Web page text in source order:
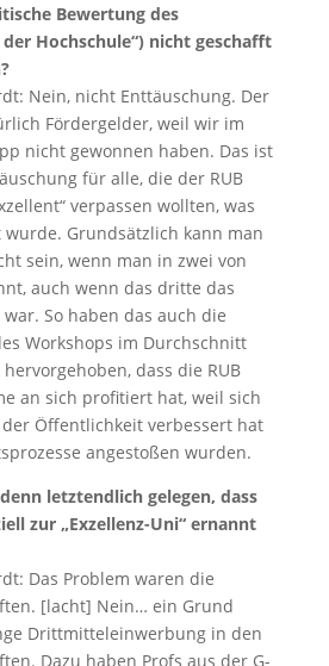
Bewertung des
Hochschule“) nicht geschafft
Nein, nicht Enttäuschung. Der
Fördergelder, weil wir im
nicht gewonnen haben. Das ist
für alle, die der RUB
verpassen wollten, was
Grundsätzlich kann man
sein, wenn man in zwei von
auch wenn das dritte das
So haben das auch die
Workshops im Durchschnitt
dass die RUB
an sich profitiert hat, weil sich
Öffentlichkeit verbessert hat
angestoßen wurden.
letztendlich gelegen, dass
zur „Exzellenz-Uni“ ernannt
Das Problem waren die
[lacht] Nein… ein Grund
Drittmitteleinwerbung in den
Dazu haben Profs aus der G-